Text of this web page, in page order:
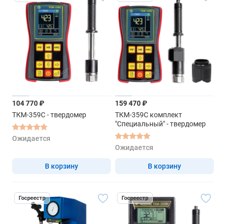
104 770 ₽
ТКМ-359C - твердомер
Ожидается
В корзину
159 470 ₽
ТКМ-359C комплект
"Специальный" - твердомер
Ожидается
В корзину
Госреестр Госреестр